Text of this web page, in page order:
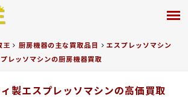
王 厨房機器の主な買取品目
エスプレッソマシン
レッソマシンの厨房機器買取
製エスプレッソマシンの高価買取